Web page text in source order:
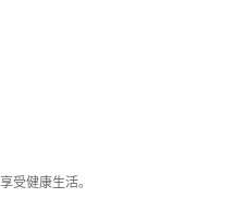
受健康生活。